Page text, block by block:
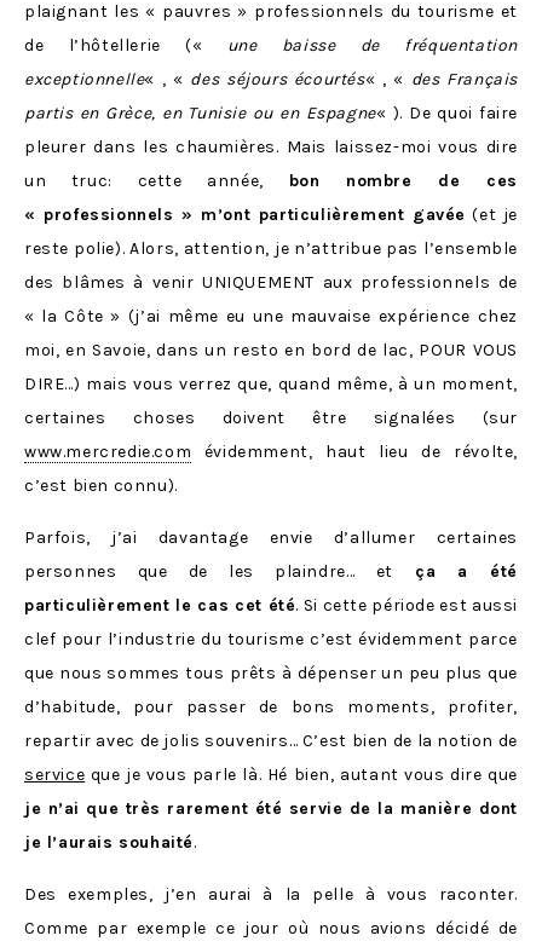
plaignant les « pauvres » professionnels du tourisme et
de l’hôtellerie (« une baisse de fréquentation
exceptionnelle« , « des séjours écourtés« , « des Français
partis en Grèce, en Tunisie ou en Espagne« ). De quoi faire
pleurer dans les chaumières. Mais laissez-moi vous dire
un truc: cette année, bon nombre de ces
« professionnels » m’ont particulièrement gavée (et je
reste polie). Alors, attention, je n’attribue pas l’ensemble
des blâmes à venir UNIQUEMENT aux professionnels de
« la Côte » (j’ai même eu une mauvaise expérience chez
moi, en Savoie, dans un resto en bord de lac, POUR VOUS
DIRE…) mais vous verrez que, quand même, à un moment,
certaines choses doivent être signalées (sur
www.mercredie.com évidemment, haut lieu de révolte,
c’est bien connu).
Parfois, j’ai davantage envie d’allumer certaines
personnes que de les plaindre… et ça a été
particulièrement le cas cet été. Si cette période est aussi
clef pour l’industrie du tourisme c’est évidemment parce
que nous sommes tous prêts à dépenser un peu plus que
d’habitude, pour passer de bons moments, profiter,
repartir avec de jolis souvenirs… C’est bien de la notion de
service que je vous parle là. Hé bien, autant vous dire que
je n’ai que très rarement été servie de la manière dont
je l’aurais souhaité.
Des exemples, j’en aurai à la pelle à vous raconter.
Comme par exemple ce jour où nous avions décidé de